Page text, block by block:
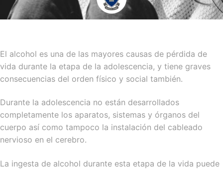
El alcohol es una de las mayores causas de pérdida de
vida durante la etapa de la adolescencia, y tiene graves
consecuencias del orden físico y social también.
Durante la adolescencia no están desarrollados
completamente los aparatos, sistemas y órganos del
cuerpo así como tampoco la instalación del cableado
nervioso en el cerebro.
La ingesta de alcohol durante esta etapa de la vida puede